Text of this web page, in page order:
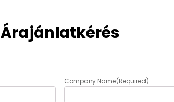
Árajánlatkérés
Company Name(Required)